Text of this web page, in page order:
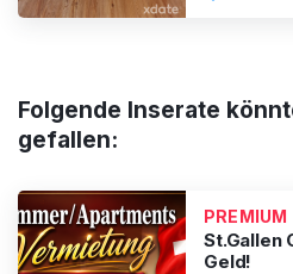
Folgende Inserate
gefallen:
PREMIUM
St.Gallen
Geld!